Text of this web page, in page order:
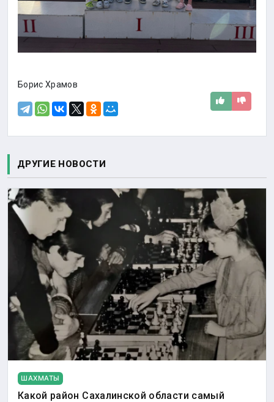
Борис Храмов
ДРУГИЕ НОВОСТИ
ШАХМАТЫ
Какой район Сахалинской области самый